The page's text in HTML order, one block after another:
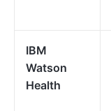
IBM
Watson
Health